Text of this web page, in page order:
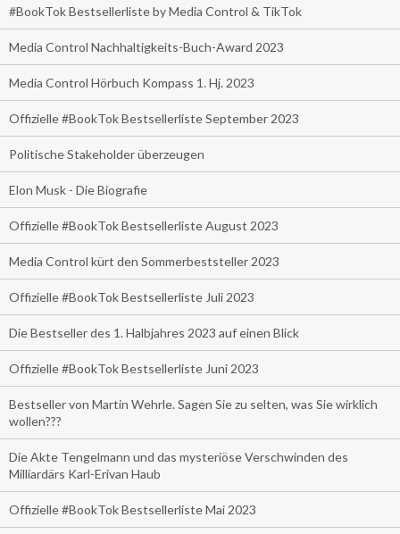
#BookTok Bestsellerliste by Media Control & TikTok
Media Control Nachhaltigkeits-Buch-Award 2023
Media Control Hörbuch Kompass 1. Hj. 2023
Offizielle #BookTok Bestsellerliste September 2023
Politische Stakeholder überzeugen
Elon Musk - Die Biografie
Offizielle #BookTok Bestsellerliste August 2023
Media Control kürt den Sommerbeststeller 2023
Offizielle #BookTok Bestsellerliste Juli 2023
Die Bestseller des 1. Halbjahres 2023 auf einen Blick
Offizielle #BookTok Bestsellerliste Juni 2023
Bestseller von Martin Wehrle. Sagen Sie zu selten, was Sie wirklich
wollen???
Die Akte Tengelmann und das mysteriöse Verschwinden des
Milliardärs Karl-Erivan Haub
Offizielle #BookTok Bestsellerliste Mai 2023